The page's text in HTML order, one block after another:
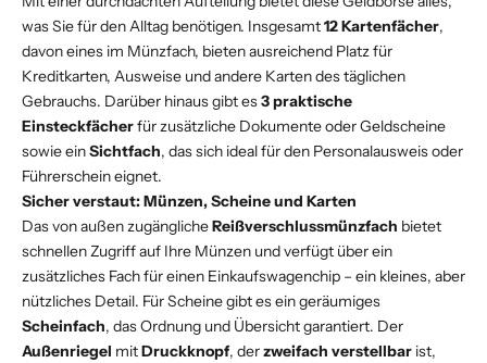
was Sie für den Alltag benötigen. Insgesamt12 Kartenfächer,
davon eines im Münzfach, bieten ausreichend Platz für
Kreditkarten, Ausweise und andere Karten des täglichen
Gebrauchs. Darüber hinaus gibt es3 praktische
Einsteckfächerfür zusätzliche Dokumente oder Geldscheine
sowie einSichtfach, das sich ideal für den Personalausweis oder
Führerschein eignet.
Sicher verstaut: Münzen, Scheine und Karten
Das von außen zugänglicheReißverschlussmünzfach bietet
schnellen Zugriff auf Ihre Münzen und verfügt über ein
zusätzliches Fach für einen Einkaufswagenchip – ein kleines, aber
nützliches Detail. Für Scheine gibt es ein geräumiges
Scheinfach, das Ordnung und Übersicht garantiert. Der
Außenriegel mitDruckknopf, derzweifach verstellbar ist,